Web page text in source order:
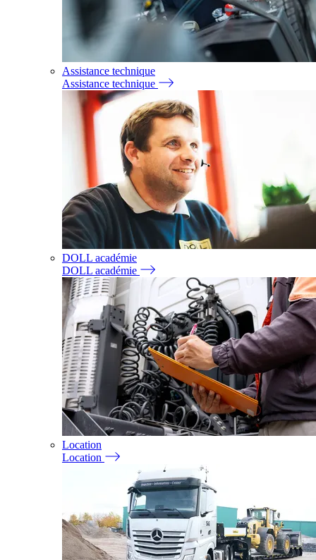
Assistance technique
Assistance technique
DOLL académie
DOLL académie
Location
Location